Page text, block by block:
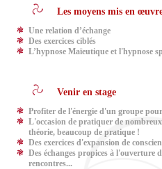
Les moyens mis en
Une relation d’échange
Des exercices ciblés
L’hypnose Maïeutique et l'hypnose
Venir en stage
Profiter de l'énergie d'un groupe
L'occasion de pratiquer de
théorie, beaucoup de pratique !
Des exercices d'expansion de
Des échanges propices à l'ouverture
rencontres...